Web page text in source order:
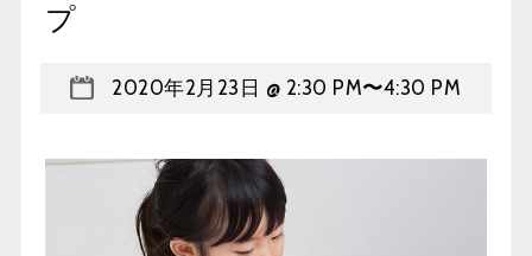
プ
2020年2月23日 @ 2:30 PM〜4:30 PM